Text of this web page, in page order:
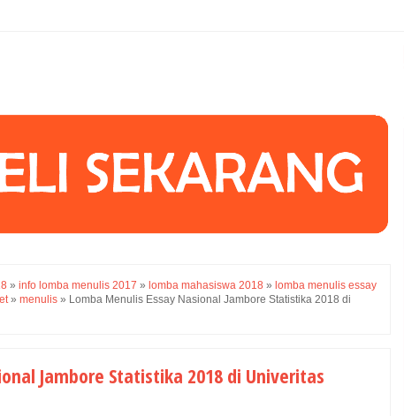
» info lomba menulis 2017 » lomba mahasiswa 2018 » lomba menulis essay
» menulis » Lomba Menulis Essay Nasional Jambore Statistika 2018 di
Jambore Statistika 2018 di Univeritas